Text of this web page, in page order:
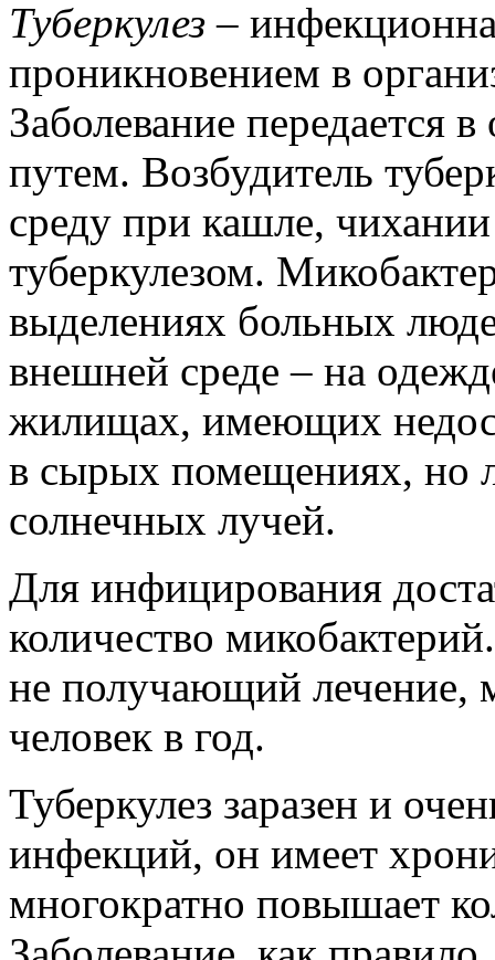
Туберкулез –
проникновением в
Заболевание передается
путем. Возбудитель
среду при кашле,
туберкулезом.
выделениях больных
внешней среде – на
жилищах, имеющих
в сырых помещениях, но
солнечных лучей.
Для инфицирования
количество
не получающий лечение,
человек в год.
Туберкулез заразен и
инфекций, он имеет
многократно повышает